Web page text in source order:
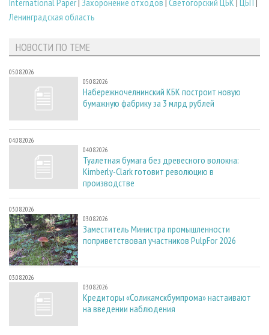
International Paper| Захоронение отходов | Светогорский ЦБК | ЦБП |
Ленинградская область
НОВОСТИ ПО ТЕМЕ
05.08.2026
05.08.2026
Набережночелнинский КБК построит новую
бумажную фабрику за 3 млрд рублей
04.08.2026
04.08.2026
Туалетная бумага без древесного волокна:
Kimberly-Clark готовит революцию в
производстве
03.08.2026
03.08.2026
Заместитель Министра промышленности
поприветствовал участников PulpFor 2026
03.08.2026
03.08.2026
Кредиторы «Соликамскбумпрома» настаивают
на введении наблюдения